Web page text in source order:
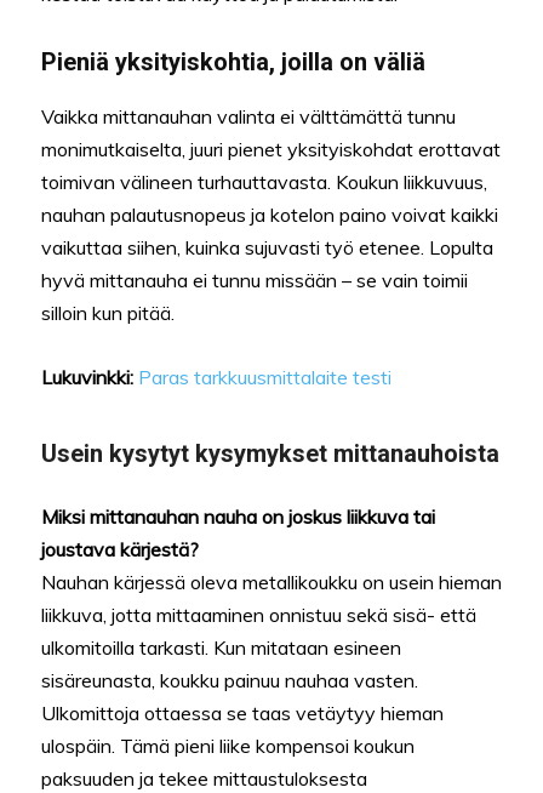
Pieniä yksityiskohtia, joilla on väliä
Vaikka mittanauhan valinta ei välttämättä tunnu
monimutkaiselta, juuri pienet yksityiskohdat erottavat
toimivan välineen turhauttavasta. Koukun liikkuvuus,
nauhan palautusnopeus ja kotelon paino voivat kaikki
vaikuttaa siihen, kuinka sujuvasti työ etenee. Lopulta
hyvä mittanauha ei tunnu missään – se vain toimii
silloin kun pitää.
Lukuvinkki: Paras tarkkuusmittalaite testi
Usein kysytyt kysymykset mittanauhoista
Miksi mittanauhan nauha on joskus liikkuva tai
joustava kärjestä?
Nauhan kärjessä oleva metallikoukku on usein hieman
liikkuva, jotta mittaaminen onnistuu sekä sisä- että
ulkomitoilla tarkasti. Kun mitataan esineen
sisäreunasta, koukku painuu nauhaa vasten.
Ulkomittoja ottaessa se taas vetäytyy hieman
ulospäin. Tämä pieni liike kompensoi koukun
paksuuden ja tekee mittaustuloksesta